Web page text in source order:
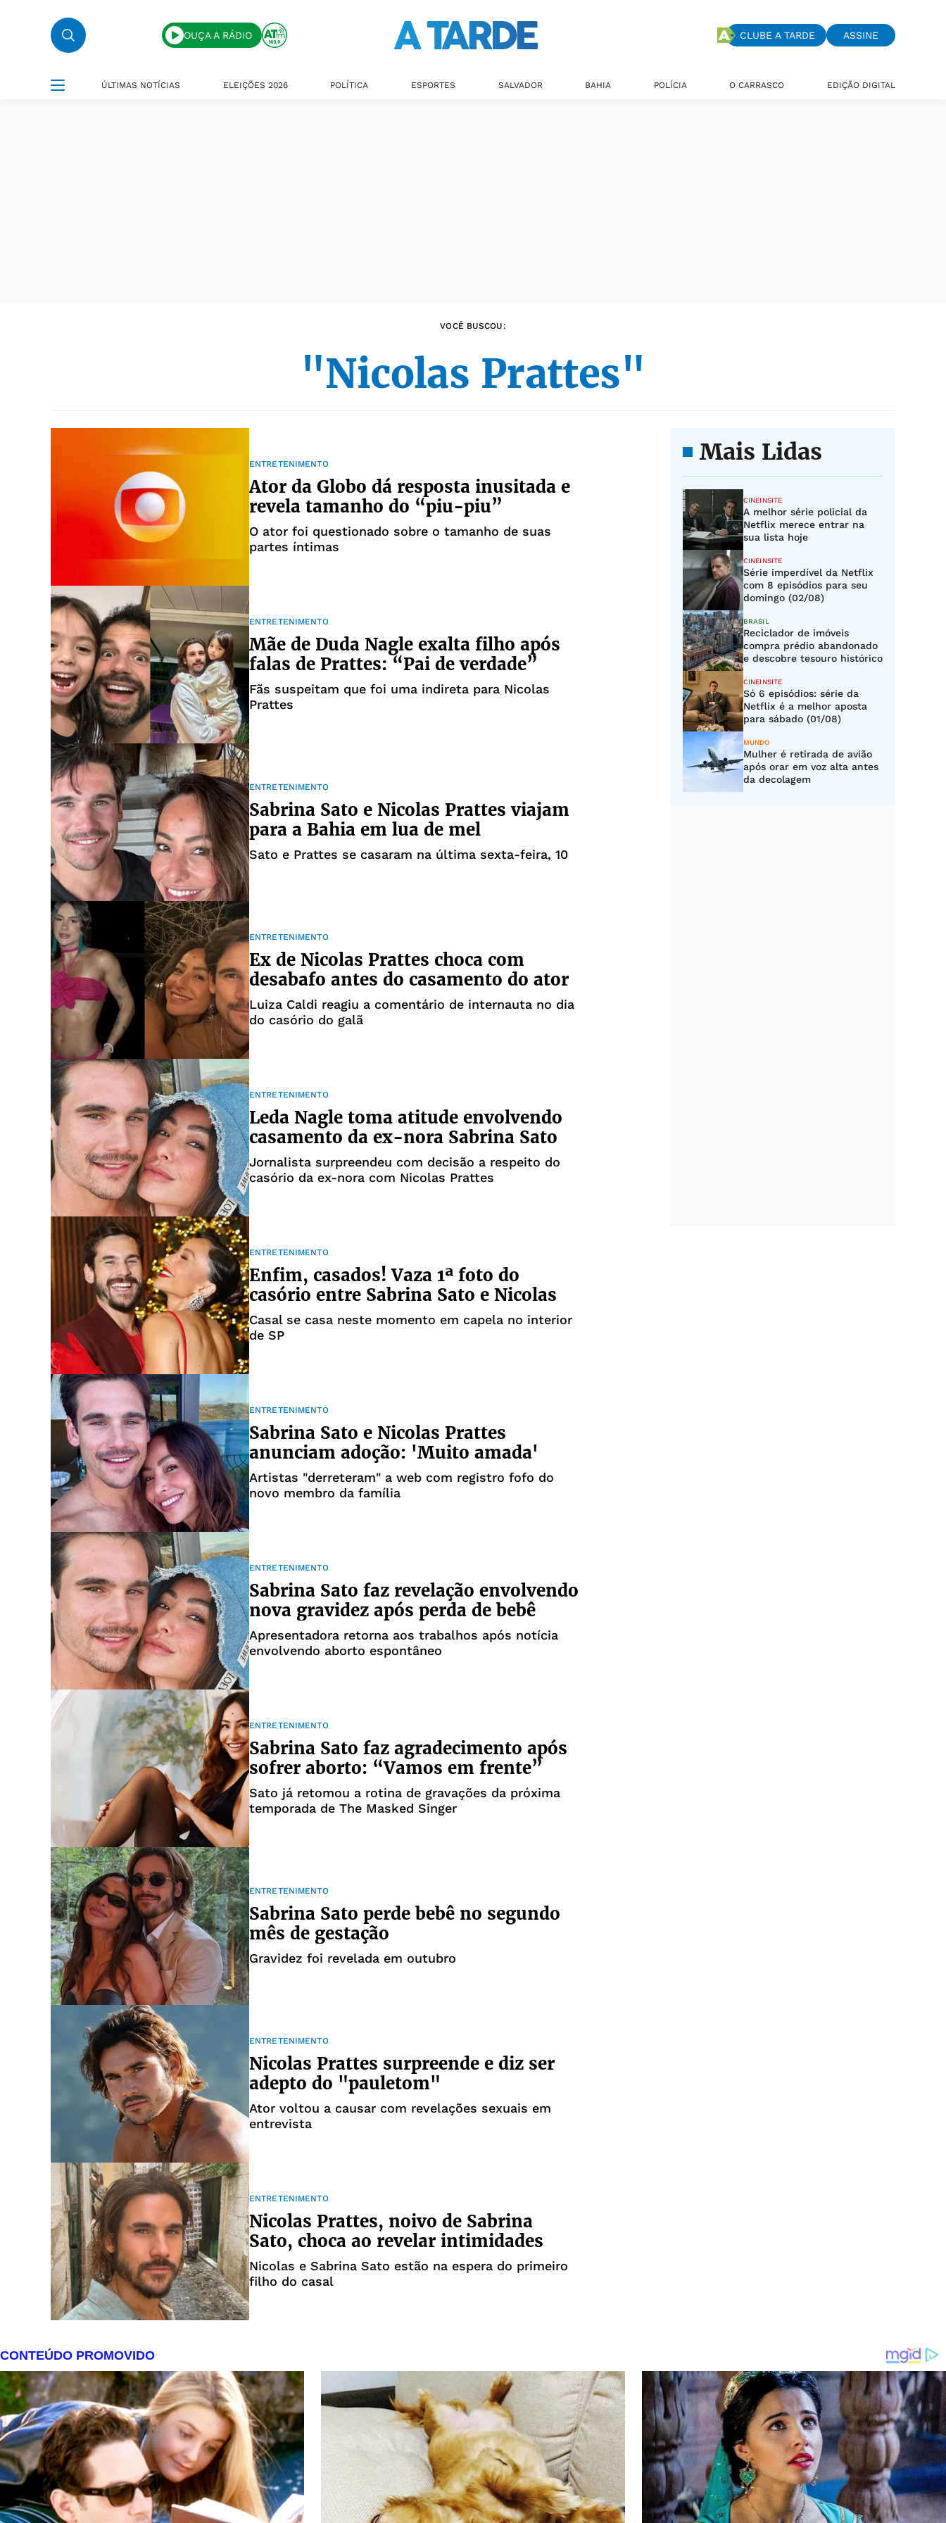
OUÇA A RÁDIO CLUBE A TARDE ASSINE
ÚLTIMAS NOTÍCIAS ELEIÇÕES 2026 POLÍTICA ESPORTES SALVADOR BAHIA POLÍCIA O CARRASCO EDIÇÃO DIGITAL
VOCÊ BUSCOU:
"Nicolas Prattes"
ENTRETENIMENTO
Ator da Globo dá resposta inusitada e
revela tamanho do “piu-piu”
O ator foi questionado sobre o tamanho de suas
partes íntimas
ENTRETENIMENTO
Mãe de Duda Nagle exalta filho após
falas de Prattes: “Pai de verdade”
Fãs suspeitam que foi uma indireta para Nicolas
Prattes
ENTRETENIMENTO
Sabrina Sato e Nicolas Prattes viajam
para a Bahia em lua de mel
Sato e Prattes se casaram na última sexta-feira, 10
ENTRETENIMENTO
Ex de Nicolas Prattes choca com
desabafo antes do casamento do ator
Luiza Caldi reagiu a comentário de internauta no dia
do casório do galã
ENTRETENIMENTO
Leda Nagle toma atitude envolvendo
casamento da ex-nora Sabrina Sato
Jornalista surpreendeu com decisão a respeito do
casório da ex-nora com Nicolas Prattes
ENTRETENIMENTO
Enfim, casados! Vaza 1ª foto do
casório entre Sabrina Sato e Nicolas
Casal se casa neste momento em capela no interior
de SP
ENTRETENIMENTO
Sabrina Sato e Nicolas Prattes
anunciam adoção: 'Muito amada'
Artistas "derreteram" a web com registro fofo do
novo membro da família
ENTRETENIMENTO
Sabrina Sato faz revelação envolvendo
nova gravidez após perda de bebê
Apresentadora retorna aos trabalhos após notícia
envolvendo aborto espontâneo
ENTRETENIMENTO
Sabrina Sato faz agradecimento após
sofrer aborto: “Vamos em frente”
Sato já retomou a rotina de gravações da próxima
temporada de The Masked Singer
ENTRETENIMENTO
Sabrina Sato perde bebê no segundo
mês de gestação
Gravidez foi revelada em outubro
ENTRETENIMENTO
Nicolas Prattes surpreende e diz ser
adepto do "pauletom"
Ator voltou a causar com revelações sexuais em
entrevista
ENTRETENIMENTO
Nicolas Prattes, noivo de Sabrina
Sato, choca ao revelar intimidades
Nicolas e Sabrina Sato estão na espera do primeiro
filho do casal
Mais Lidas
CINEINSITE
A melhor série policial da
Netflix merece entrar na
sua lista hoje
CINEINSITE
Série imperdível da Netflix
com 8 episódios para seu
domingo (02/08)
BRASIL
Reciclador de imóveis
compra prédio abandonado
e descobre tesouro histórico
CINEINSITE
Só 6 episódios: série da
Netflix é a melhor aposta
para sábado (01/08)
MUNDO
Mulher é retirada de avião
após orar em voz alta antes
da decolagem